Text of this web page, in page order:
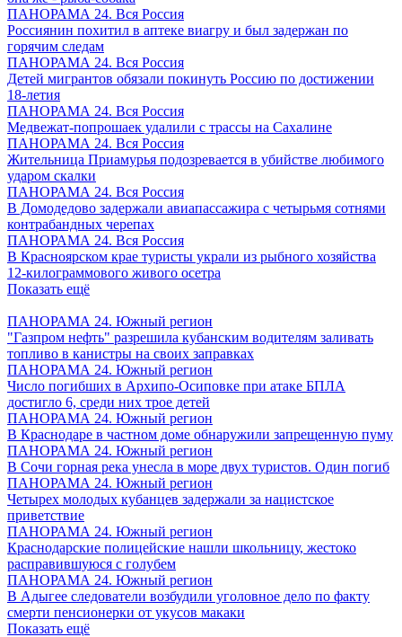
ПАНОРАМА 24. Вся Россия
Россиянин похитил в аптеке виагру и был задержан по
горячим следам
ПАНОРАМА 24. Вся Россия
Детей мигрантов обязали покинуть Россию по достижении
18-летия
ПАНОРАМА 24. Вся Россия
Медвежат-попрошаек удалили с трассы на Сахалине
ПАНОРАМА 24. Вся Россия
Жительница Приамурья подозревается в убийстве любимого
ударом скалки
ПАНОРАМА 24. Вся Россия
В Домодедово задержали авиапассажира с четырьмя сотнями
контрабандных черепах
ПАНОРАМА 24. Вся Россия
В Красноярском крае туристы украли из рыбного хозяйства
12-килограммового живого осетра
Показать ещё
ПАНОРАМА 24. Южный регион
"Газпром нефть" разрешила кубанским водителям заливать
топливо в канистры на своих заправках
ПАНОРАМА 24. Южный регион
Число погибших в Архипо-Осиповке при атаке БПЛА
достигло 6, среди них трое детей
ПАНОРАМА 24. Южный регион
В Краснодаре в частном доме обнаружили запрещенную пуму
ПАНОРАМА 24. Южный регион
В Сочи горная река унесла в море двух туристов. Один погиб
ПАНОРАМА 24. Южный регион
Четырех молодых кубанцев задержали за нацистское
приветствие
ПАНОРАМА 24. Южный регион
Краснодарские полицейские нашли школьницу, жестоко
расправившуюся с голубем
ПАНОРАМА 24. Южный регион
В Адыгее следователи возбудили уголовное дело по факту
смерти пенсионерки от укусов макаки
Показать ещё